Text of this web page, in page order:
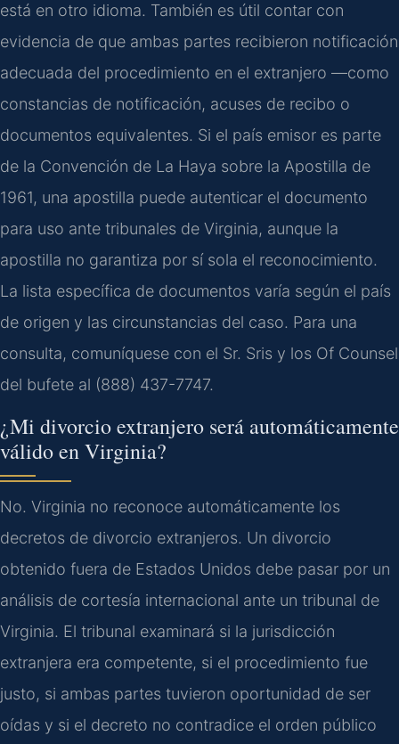
está en otro idioma. También es útil contar con
evidencia de que ambas partes recibieron notificación
adecuada del procedimiento en el extranjero —como
constancias de notificación, acuses de recibo o
documentos equivalentes. Si el país emisor es parte
de la Convención de La Haya sobre la Apostilla de
1961, una apostilla puede autenticar el documento
para uso ante tribunales de Virginia, aunque la
apostilla no garantiza por sí sola el reconocimiento.
La lista específica de documentos varía según el país
de origen y las circunstancias del caso. Para una
consulta, comuníquese con el Sr. Sris y los Of Counsel
del bufete al (888) 437-7747.
¿Mi divorcio extranjero será automáticamente
válido en Virginia?
No. Virginia no reconoce automáticamente los
decretos de divorcio extranjeros. Un divorcio
obtenido fuera de Estados Unidos debe pasar por un
análisis de cortesía internacional ante un tribunal de
Virginia. El tribunal examinará si la jurisdicción
extranjera era competente, si el procedimiento fue
justo, si ambas partes tuvieron oportunidad de ser
oídas y si el decreto no contradice el orden público